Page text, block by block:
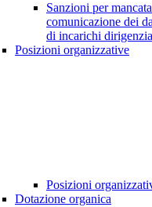
Sanzioni per
comunicazione dei
di incarichi
Posizioni organizzative
Posizioni
Dotazione organica